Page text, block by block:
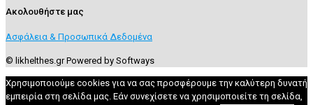
Ακολουθήστε μας
Ασφάλεια & Προσωπικά Δεδομένα
© likhelthes.gr Powered by Softways
Χρησιμοποιούμε cookies για να σας προσφέρουμε την καλύτερη δυνατή
εμπειρία στη σελίδα μας. Εάν συνεχίσετε να χρησιμοποιείτε τη σελίδα,